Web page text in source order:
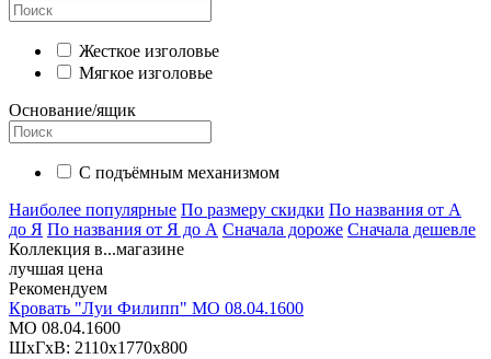
Жесткое изголовье
Мягкое изголовье
Основание/ящик
С подъёмным механизмом
Наиболее популярные По размеру скидки По названия от А
до Я По названия от Я до А Сначала дороже Сначала дешевле
Коллекция в...магазине
лучшая цена
Рекомендуем
Кровать "Луи Филипп" МО 08.04.1600
МО 08.04.1600
ШхГхВ: 2110х1770х800